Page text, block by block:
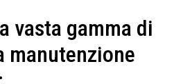
vasta gamma di
manutenzione